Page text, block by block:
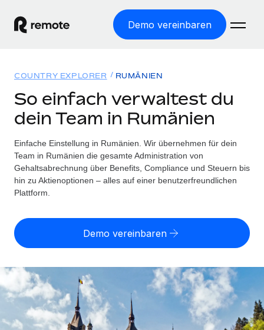
Demo vereinbaren
WELTWEITE BESCHÄFTIGUNG
Globale Payroll
Einfache, rechtssicher Payroll
Employer of Record
Weltweites Wachstum ohne Kosten für Niederlassungen
Contractor of Record
Rechtssichere, weltweite Arbeit mit Freelancer:innen
Globales Onboarding und Verwalten von
Freelancer:innen
PEO
Auslagern von komplexen HR-Aufgaben
Lösungen
WELTWEITE ABDECKUNG
Country Explorer
Länderspezifische Unterstützung bei der Einstellung
Einfache Einstellung in allen US-Bundesstaaten
WACHSTUMSPHASE
Startups
Ressourcen
TOOLS UND RECHNER
Scheinselbstständigkeitsrisiko berechnen
Personalkostenrechner
Gesamtbeschäftigungskosten
Honorarzahlungen berechnen
Informationen zu möglichen Währungen und
Preise
Nederlands
Français
Anmelden
COUNTRY EXPLORER RUMÄNIEN
So einfach verwaltest du
dein Team in Rumänien
Einfache Einstellung in Rumänien. Wir übernehmen für dein
Team in Rumänien die gesamte Administration von
Gehaltsabrechnung über Benefits, Compliance und Steuern bis
hin zu Aktienoptionen – alles auf einer benutzerfreundlichen
Plattform.
Demo vereinbaren